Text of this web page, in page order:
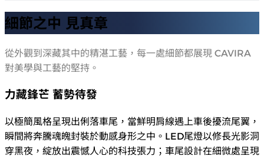
細節之中 見真章
從外觀到深藏其中的精湛工藝，每一處細節都展現 CAVIRA
對美學與工藝的堅持。
力藏鋒芒 蓄勢待發
以極簡風格呈現出俐落車尾，當鮮明肩線遇上車後擾流尾翼，
瞬間將奔騰魂魄封裝於動感身形之中。LED尾燈以修長光影洞
穿黑夜，綻放出震憾人心的科技張力；車尾設計在細微處呈現